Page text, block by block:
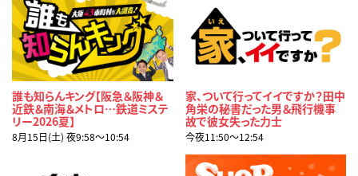
誰も知らんキング【阪急＆阪神＆
近鉄＆南海＆メトロ…鉄道ミステ
リー2026夏】
8月15日(土) 夜9:58〜10:54
家、ついて行ってイイですか？田中
角栄の秘書だった男＆飛行機事
故で彼女失った力士
今夜11:50〜12:54